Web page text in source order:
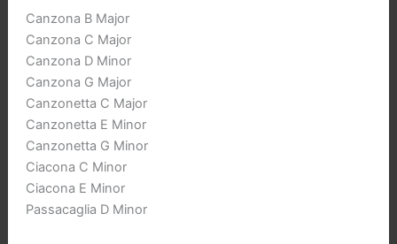
Canzona B Major
Canzona C Major
Canzona D Minor
Canzona G Major
Canzonetta C Major
Canzonetta E Minor
Canzonetta G Minor
Ciacona C Minor
Ciacona E Minor
Passacaglia D Minor